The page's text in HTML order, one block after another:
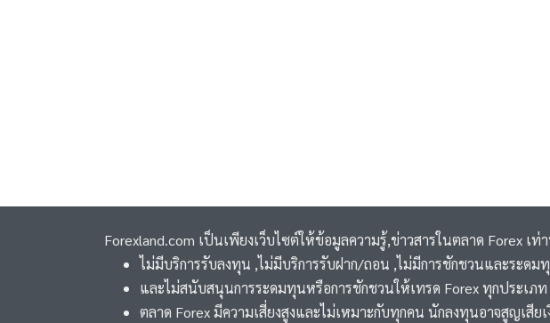
Forexland.com เป็นเพียงเว็บไซต์ให้ข้อมูลความรู้,ข่าวสารในตลาด Forex เท่
ไม่มีบริการรับลงทุน ,ไม่มีบริการรับฝาก/ถอน ,ไม่มีการชักชวนและระดม
และไม่สนับสนุนการระดมทุนหรือการชักชวนให้เทรด Forex ทุกประเภท
ตลาด Forex มีความเสี่ยงสูงและไม่เหมาะกับทุกคน นักลงทุนอาจสูญเสีย